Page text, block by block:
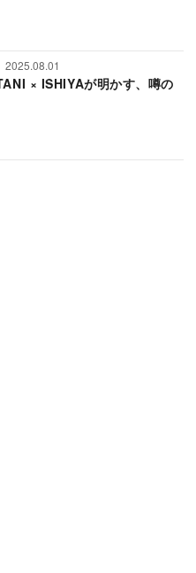
2025.08.01
× ISHIYAが明かす、噂の